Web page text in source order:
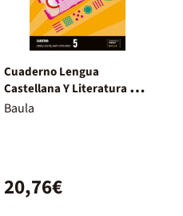
Cuaderno Lengua
Castellana Y Literatura 5º
Primaria Fanfest - Espiral
Baula
20,76€